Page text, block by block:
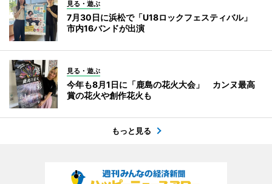
見る・遊ぶ
7月30日に浜松で「U18ロックフェスティバル」
市内16バンドが出演
見る・遊ぶ
今年も8月1日に「鹿島の花火大会」 カンヌ最高
賞の花火や創作花火も
もっと見る